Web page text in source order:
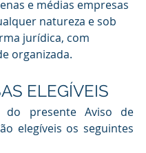
e médias empresas
natureza e sob
jurídica, com
organizada.
ELEGÍVEIS
do presente Aviso de
elegíveis os seguintes